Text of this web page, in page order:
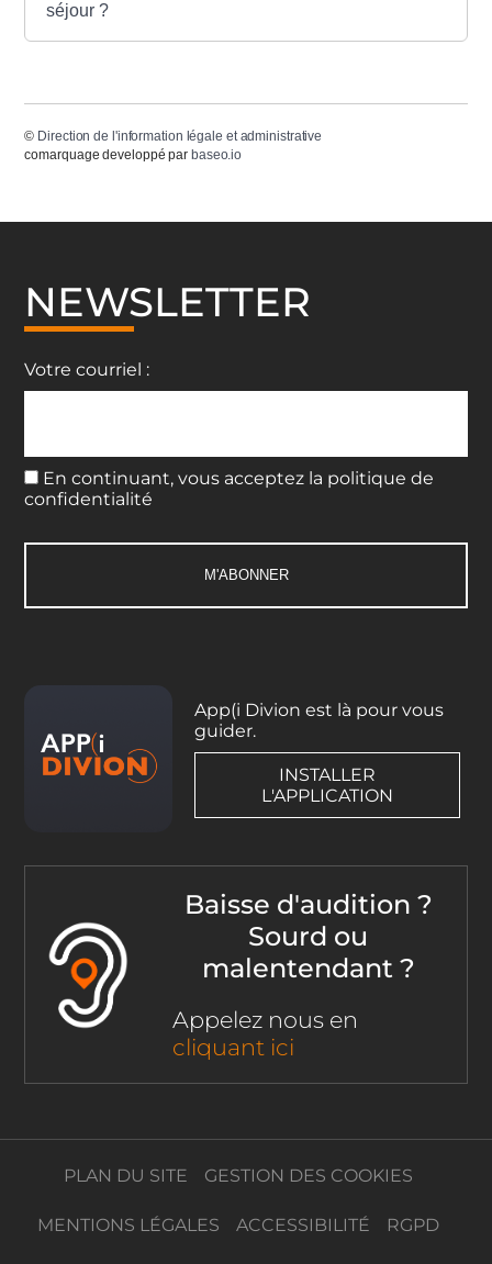
séjour ?
© Direction de l'information légale et administrative
comarquage developpé par baseo.io
NEWSLETTER
Votre courriel :
En continuant, vous acceptez la politique de
confidentialité
App(i Divion est là pour vous
guider.
INSTALLER
L'APPLICATION
Baisse d'audition ?
Sourd ou
malentendant ?
Appelez nous en
cliquant ici
PLAN DU SITE GESTION DES COOKIES
MENTIONS LÉGALES ACCESSIBILITÉ RGPD